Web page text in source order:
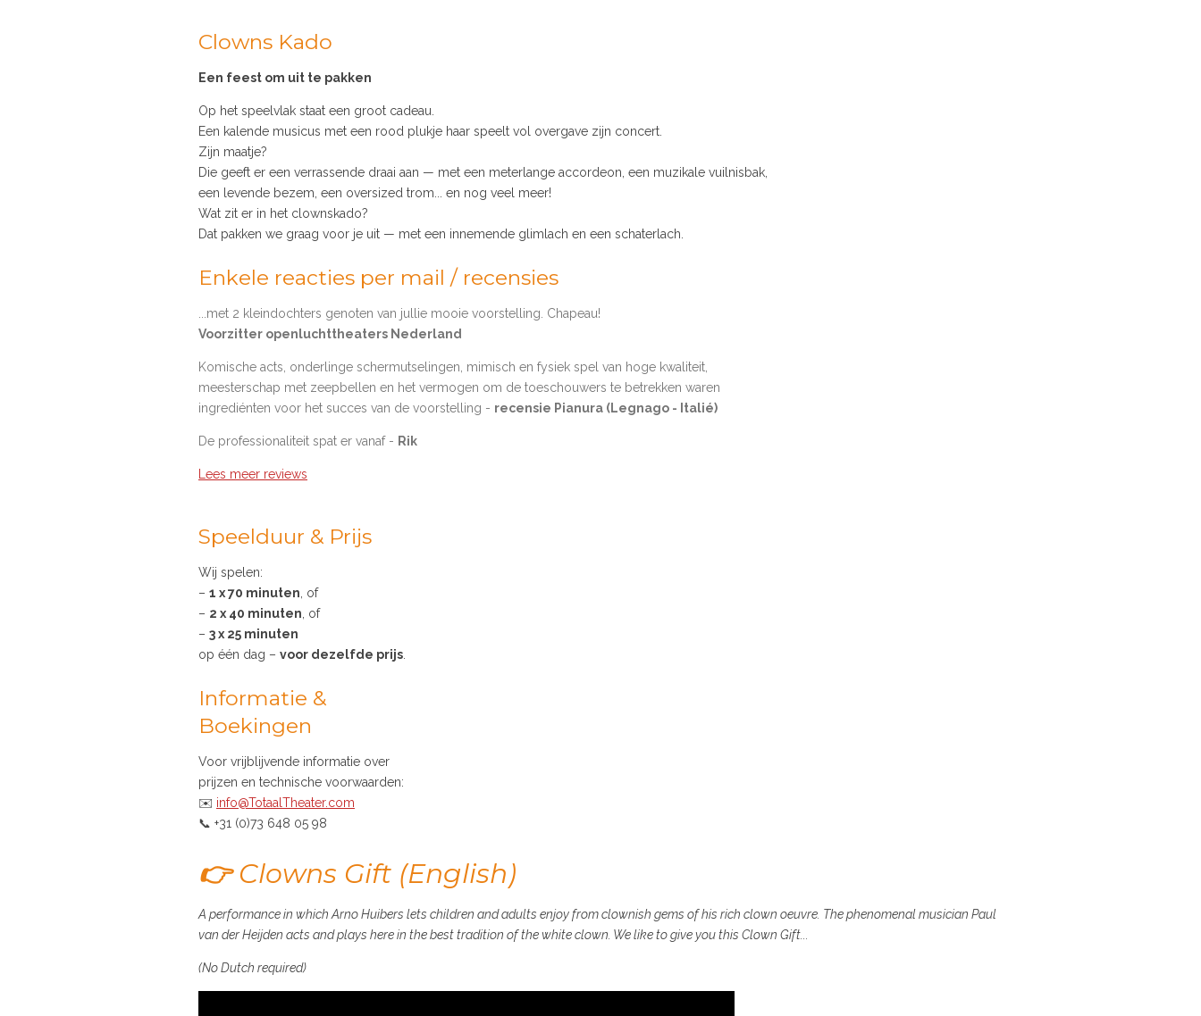
Clowns Kado
Een feest om uit te pakken
Op het speelvlak staat een groot cadeau.
Een kalende musicus met een rood plukje haar speelt vol overgave zijn concert.
Zijn maatje?
Die geeft er een verrassende draai aan — met een meterlange accordeon, een muzikale vuilnisbak,
een levende bezem, een oversized trom... en nog veel meer!
Wat zit er in het clownskado?
Dat pakken we graag voor je uit — met een innemende glimlach en een schaterlach.
Enkele reacties per mail / recensies
...met 2 kleindochters genoten van jullie mooie voorstelling. Chapeau!
Voorzitter openluchttheaters Nederland
Komische acts, onderlinge schermutselingen, mimisch en fysiek spel van hoge kwaliteit,
meesterschap met zeepbellen en het vermogen om de toeschouwers te betrekken waren
ingrediénten voor het succes van de voorstelling - recensie Pianura (Legnago - Italié)
De professionaliteit spat er vanaf - Rik
Lees meer reviews
Speelduur & Prijs
Wij spelen:
– 1 x 70 minuten , of
– 2 x 40 minuten , of
– 3 x 25 minuten
op één dag – voor dezelfde prijs
Informatie &
Boekingen
Voor vrijblijvende informatie over
prijzen en technische voorwaarden:
✉️ info@TotaalTheater.com
📞 +31 (0)73 648 05 98
👉Clowns Gift (English)
A performance in which Arno Huibers lets children and adults enjoy from clownish gems of his rich clown oeuvre. The phenomenal musician Paul
van der Heijden acts and plays here in the best tradition of the white clown. We like to give you this Clown Gift...
(No Dutch required)